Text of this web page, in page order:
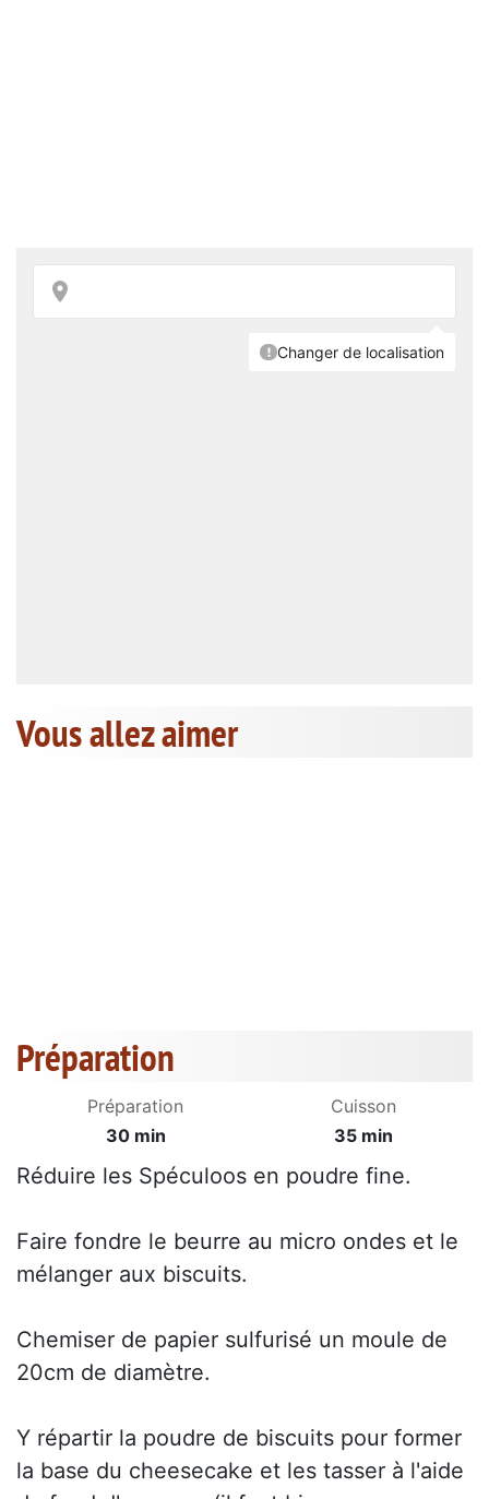
Vous allez aimer
Préparation
Préparation
30 min
Cuisson
35 min
Réduire les Spéculoos en poudre fine.
Faire fondre le beurre au micro ondes et le
mélanger aux biscuits.
Chemiser de papier sulfurisé un moule de
20cm de diamètre.
Y répartir la poudre de biscuits pour former
la base du cheesecake et les tasser à l'aide